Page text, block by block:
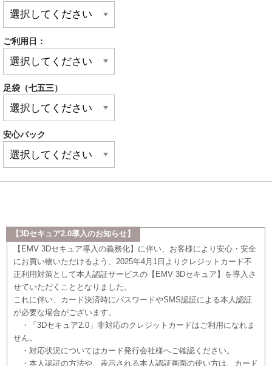
ご利用日：
足袋（七五三）
安心パック
【3Dセキュア2.0導入のお知らせ】
【EMV 3Dセキュア導入の義務化】に伴い、お客様により安心・安全
にお買い物いただけるよう、2025年4月1日よりクレジットカード不
正利用対策として本人認証サービスの【EMV 3Dセキュア】を導入さ
せていただくこととなりました。
これに伴い、カード決済時にパスワードやSMS認証による本人認証
が必要な場合がございます。
・「3Dセキュア2.0」非対応のクレジットカードはご利用になれま
せん。
・対応状況についてはカード発行会社様へご確認ください。
・本人認証の方法や、表示される本人認証画面の使い方は、カード